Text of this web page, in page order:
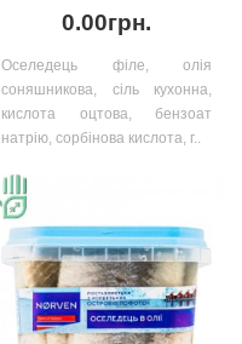
0.00грн.
Оселедець філе, олія
соняшникова, сіль кухонна,
кислота оцтова, бензоат
натрію, сорбінова кислота, г..